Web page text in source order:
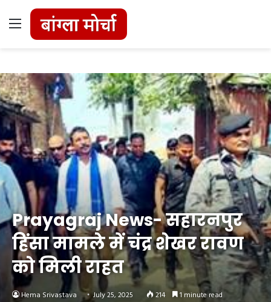
Menu
Prayagraj News- सहारनपुर
हिंसा मामले में चंद्र शेखर रावण
को मिली राहत
Hema Srivastava July 25, 2025 214 1 minute read